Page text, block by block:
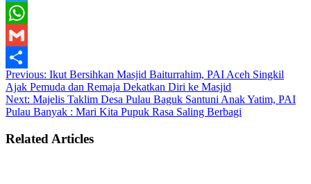
Twitter
WhatsApp
Gmail
Share
Previous: Ikut Bersihkan Masjid Baiturrahim, PAI Aceh Singkil
Ajak Pemuda dan Remaja Dekatkan Diri ke Masjid
Next: Majelis Taklim Desa Pulau Baguk Santuni Anak Yatim, PAI
Pulau Banyak : Mari Kita Pupuk Rasa Saling Berbagi
Related Articles